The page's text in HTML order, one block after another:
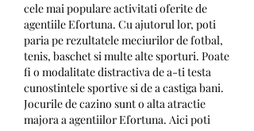
cele mai populare activitati oferite de
agentiile Efortuna. Cu ajutorul lor, poti
paria pe rezultatele meciurilor de fotbal,
tenis, baschet si multe alte sporturi. Poate
fi o modalitate distractiva de a-ti testa
cunostintele sportive si de a castiga bani.
Jocurile de cazino sunt o alta atractie
majora a agentiilor Efortuna. Aici poti